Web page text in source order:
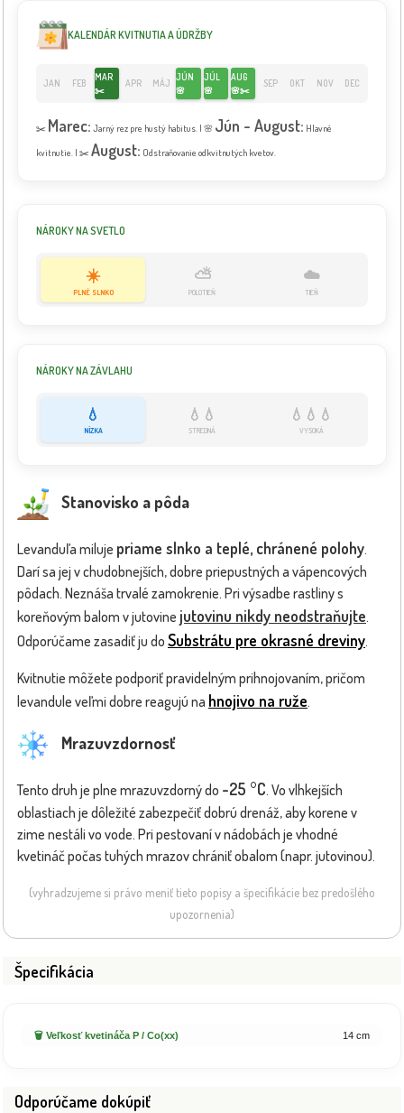
KALENDÁR KVITNUTIA A ÚDRŽBY
JAN FEB
MAR
✂️
APR MÁJ
JÚN
🌸
JÚL
🌸
AUG
🌸✂️
SEP OKT NOV DEC
✂️ Marec: Jarný rez pre hustý habitus. | 🌸 Jún - August: Hlavné
kvitnutie. | ✂️ August: Odstraňovanie odkvitnutých kvetov.
NÁROKY NA SVETLO
☀️
PLNÉ SLNKO
⛅
POLOTIEŇ
☁️
TIEŇ
NÁROKY NA ZÁVLAHU
💧
NÍZKA
💧💧
STREDNÁ
💧💧💧
VYSOKÁ
Stanovisko a pôda
Levanduľa miluje priame slnko a teplé, chránené polohy.
Darí sa jej v chudobnejších, dobre priepustných a vápencových
pôdach. Neznáša trvalé zamokrenie. Pri výsadbe rastliny s
koreňovým balom v jutovine jutovinu nikdy neodstraňujte.
Odporúčame zasadiť ju do Substrátu pre okrasné dreviny.
Kvitnutie môžete podporiť pravidelným prihnojovaním, pričom
levandule veľmi dobre reagujú na hnojivo na ruže.
Mrazuvzdornosť
Tento druh je plne mrazuvzdorný do -25 °C. Vo vlhkejších
oblastiach je dôležité zabezpečiť dobrú drenáž, aby korene v
zime nestáli vo vode. Pri pestovaní v nádobách je vhodné
kvetináč počas tuhých mrazov chrániť obalom (napr. jutovinou).
(vyhradzujeme si právo meniť tieto popisy a špecifikácie bez predošlého
upozornenia)
Špecifikácia
🗑️ Veľkosť kvetináča P / Co(xx) 14 cm
Odporúčame dokúpiť